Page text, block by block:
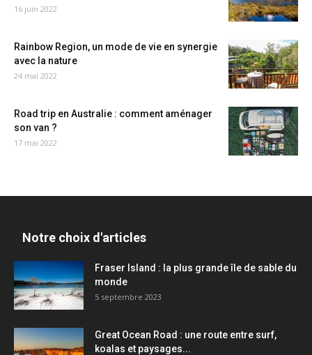
16 juin 2022
Rainbow Region, un mode de vie en synergie
avec la nature
24 mai 2022
Road trip en Australie : comment aménager
son van ?
17 mai 2022
Notre choix d'articles
Fraser Island : la plus grande île de sable du
monde
5 septembre 2023
Great Ocean Road : une route entre surf,
koalas et paysages...